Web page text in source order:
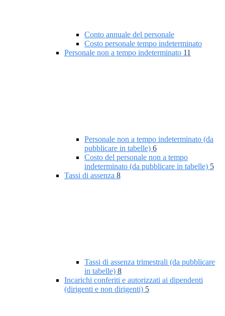
Conto annuale del personale
Costo personale tempo indeterminato
Personale non a tempo indeterminato 11
Personale non a tempo indeterminato (da
pubblicare in tabelle) 6
Costo del personale non a tempo
indeterminato (da pubblicare in tabelle) 5
Tassi di assenza 8
Tassi di assenza trimestrali (da pubblicare
in tabelle) 8
Incarichi conferiti e autorizzati ai dipendenti
(dirigenti e non dirigenti) 5